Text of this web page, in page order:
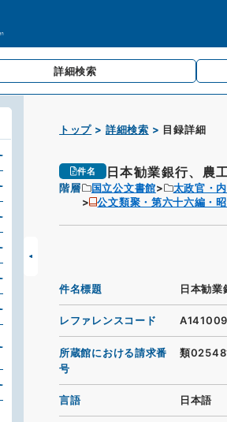
詳細検索
トップ 詳細検索 目録詳細
件名 日本勧業銀行、農
階層 国立公文書館 太政官・
公文類聚・第六十六編・
件名標題 日本勧業
レファレンスコード
所蔵館における請求番
号
類
言語 日本語